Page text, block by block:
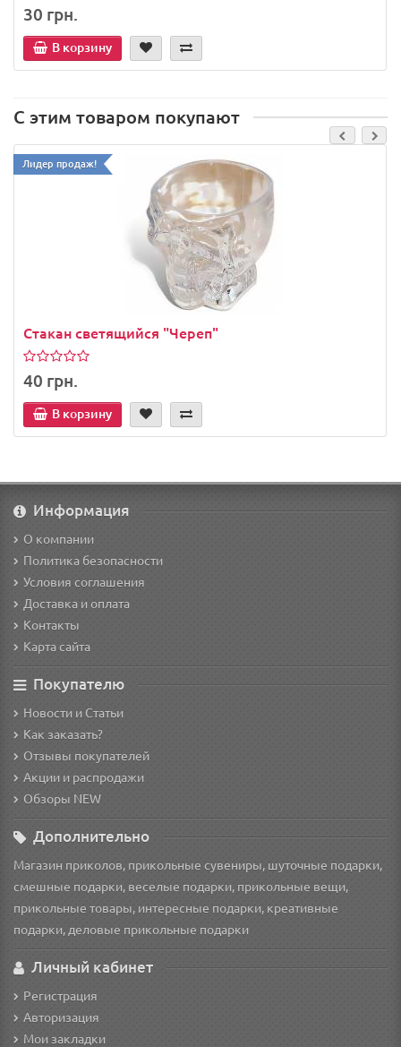
30 грн.
В корзину
С этим товаром покупают
Лидер продаж!
Стакан светящийся "Череп"
40 грн.
В корзину
Информация
О компании
Политика безопасности
Условия соглашения
Доставка и оплата
Контакты
Карта сайта
Покупателю
Новости и Статьи
Как заказать?
Отзывы покупателей
Акции и распродажи
Обзоры NEW
Дополнительно
Магазин приколов, прикольные сувениры, шуточные подарки,
смешные подарки, веселые подарки, прикольные вещи,
прикольные товары, интересные подарки, креативные
подарки, деловые прикольные подарки
Личный кабинет
Регистрация
Авторизация
Мои закладки